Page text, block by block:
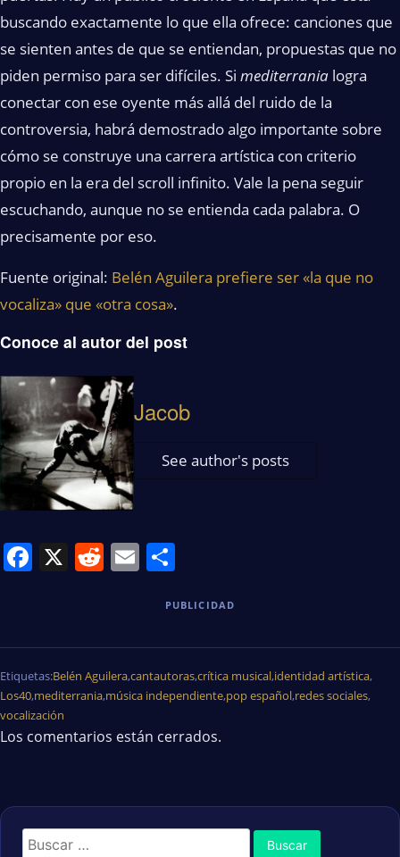
buscando exactamente lo que ella ofrece: canciones que
se sienten antes de que se entiendan, propuestas que no
piden permiso para ser difíciles. Si mediterrania logra
conectar con ese oyente más allá del ruido de la
controversia, habrá demostrado algo importante sobre
cómo se construye una carrera artística con criterio
propio en la era del scroll infinito. Vale la pena seguir
escuchando, aunque no se entienda cada palabra. O
precisamente por eso.
Fuente original: Belén Aguilera prefiere ser «la que no
vocaliza» que «otra cosa».
Conoce al autor del post
Jacob
See author's posts
Facebook
X Reddit
Email
PUBLICIDAD
Etiquetas:Belén Aguilera,cantautoras,crítica musical,identidad artística,
Los40,mediterrania,música independiente,pop español,redes sociales,
vocalización
Los comentarios están cerrados.
Buscar: